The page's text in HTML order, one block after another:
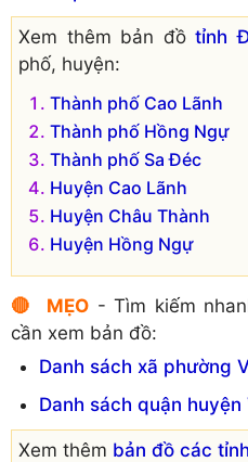
Xem thêm bản đồtỉnh
phố, huyện:
Thành phố Cao Lãnh
Thành phố Hồng Ngự
Thành phố Sa Đéc
Huyện Cao Lãnh
Huyện Châu Thành
Huyện Hồng Ngự
🔴 MẸO- Tìm kiếm
cần xem bản đồ:
Danh sách xã phường
Danh sách quận huyện
Xem thêm bản đồ các